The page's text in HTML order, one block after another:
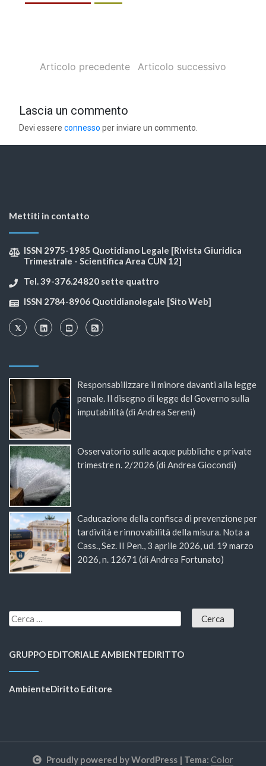
Articolo precedente Articolo successivo
Lascia un commento
Devi essereconnesso per inviare un commento.
Mettiti in contatto
ISSN 2975-1985 Quotidiano Legale [Rivista Giuridica
Trimestrale - Scientifica Area CUN 12]
Tel. 39-376.24820 sette quattro
ISSN 2784-8906 Quotidianolegale [Sito Web]
Responsabilizzare il minore davanti alla legge
penale. Il disegno di legge del Governo sulla
imputabilità (di Andrea Sereni)
Osservatorio sulle acque pubbliche e private
trimestre n. 2/2026 (di Andrea Giocondi)
Caducazione della confisca di prevenzione per
tardività e rinnovabilità della misura. Nota a
Cass., Sez. II Pen., 3 aprile 2026, ud. 19 marzo
2026, n. 12671 (di Andrea Fortunato)
GRUPPO EDITORIALE AMBIENTEDIRITTO
AmbienteDiritto Editore
Proudly powered by WordPress | Tema: Color